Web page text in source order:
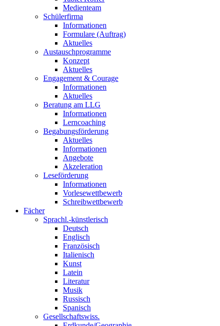
Medienteam
Schülerfirma
Informationen
Formulare (Auftrag)
Aktuelles
Austauschprogramme
Konzept
Aktuelles
Engagement & Courage
Informationen
Aktuelles
Beratung am LLG
Informationen
Lerncoaching
Begabungsförderung
Aktuelles
Informationen
Angebote
Akzeleration
Leseförderung
Informationen
Vorlesewettbewerb
Schreibwettbewerb
Fächer
Sprachl.-künstlerisch
Deutsch
Englisch
Französisch
Italienisch
Kunst
Latein
Literatur
Musik
Russisch
Spanisch
Gesellschaftswiss.